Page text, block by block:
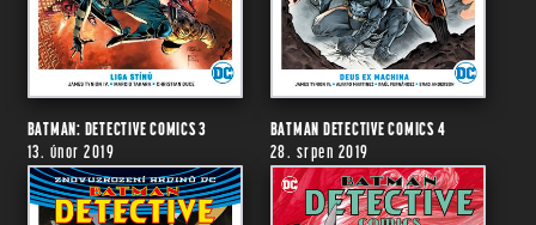
BATMAN: DETECTIVE COMICS 3
13. únor 2019
BATMAN DETECTIVE COMICS 4
28. srpen 2019